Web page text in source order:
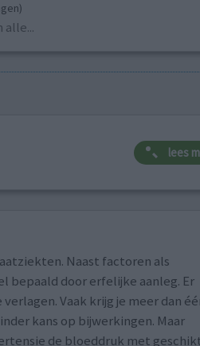
alle...
lees
Naast factoren als
bepaald door erfelijke aanleg. Er
Vaak krijg je meer dan
kans op bijwerkingen. Maar
de bloeddruk met